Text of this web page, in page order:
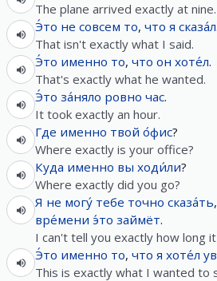
The plane arrived exactly at nine.
Э́то не совсем то, что я сказа́л.
That isn't exactly what I said.
Э́то именно то, что он хоте́л.
That's exactly what he wanted.
Э́то за́няло ровно час.
It took exactly an hour.
Где именно твой о́фис?
Where exactly is your office?
Куда именно вы ходи́ли?
Where exactly did you go?
Я не могу́ тебе точно сказа́ть,
вре́мени э́то займёт.
I can't tell you exactly how long
Э́то именно то, что я хоте́л
This is exactly what I wanted to